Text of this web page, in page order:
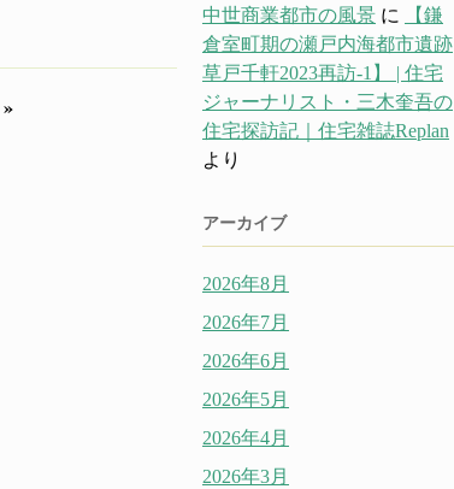
»
中世商業都市の風景 に
【鎌
倉室町期の瀬戸内海都市遺跡
草戸千軒2023再訪-1】 | 住宅
ジャーナリスト・三木奎吾の
住宅探訪記｜住宅雑誌Replan
より
アーカイブ
2026年8月
2026年7月
2026年6月
2026年5月
2026年4月
2026年3月